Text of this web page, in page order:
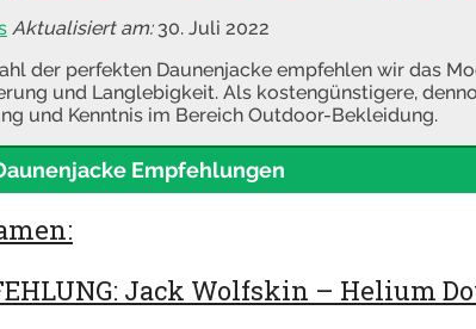
30. Juli 2022
der perfekten Daunenjacke empfehlen wir das
und Langlebigkeit. Als kostengünstigere,
und Kenntnis im Bereich Outdoor-Bekleidung.
Empfehlungen
Jack Wolfskin – Helium